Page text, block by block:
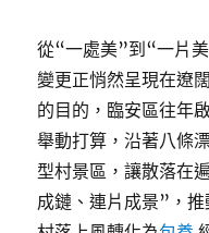
從“一處美”到“一片
變更正悄然呈現在遼
的目的，臨安區往年
舉動打算，沿著八條
型村景區，讓散落在
成鏈、連片成景”，